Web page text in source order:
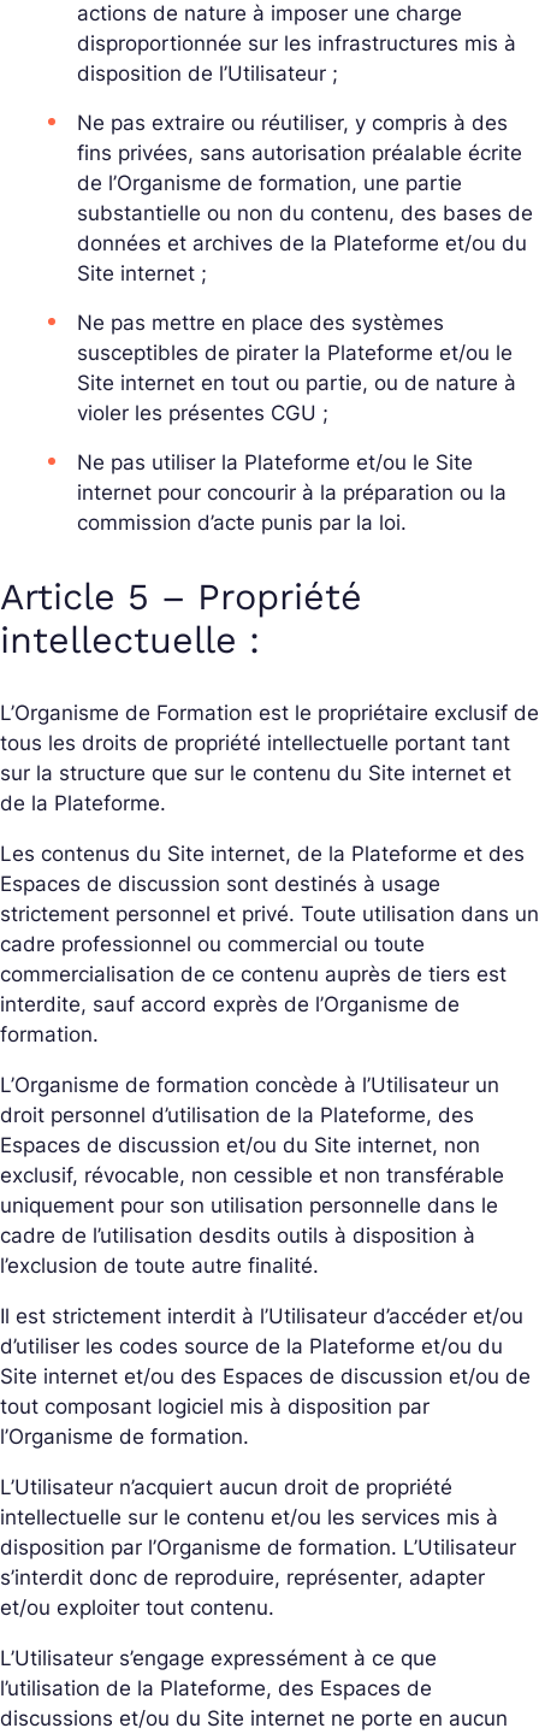
actions de nature à imposer une charge
disproportionnée sur les infrastructures mis à
disposition de l’Utilisateur ;
Ne pas extraire ou réutiliser, y compris à des
fins privées, sans autorisation préalable écrite
de l’Organisme de formation, une partie
substantielle ou non du contenu, des bases de
données et archives de la Plateforme et/ou du
Site internet ;
Ne pas mettre en place des systèmes
susceptibles de pirater la Plateforme et/ou le
Site internet en tout ou partie, ou de nature à
violer les présentes CGU ;
Ne pas utiliser la Plateforme et/ou le Site
internet pour concourir à la préparation ou la
commission d’acte punis par la loi.
Article 5 – Propriété
intellectuelle :
L’Organisme de Formation est le propriétaire exclusif de
tous les droits de propriété intellectuelle portant tant
sur la structure que sur le contenu du Site internet et
de la Plateforme.
Les contenus du Site internet, de la Plateforme et des
Espaces de discussion sont destinés à usage
strictement personnel et privé. Toute utilisation dans un
cadre professionnel ou commercial ou toute
commercialisation de ce contenu auprès de tiers est
interdite, sauf accord exprès de l’Organisme de
formation.
L’Organisme de formation concède à l’Utilisateur un
droit personnel d’utilisation de la Plateforme, des
Espaces de discussion et/ou du Site internet, non
exclusif, révocable, non cessible et non transférable
uniquement pour son utilisation personnelle dans le
cadre de l’utilisation desdits outils à disposition à
l’exclusion de toute autre finalité.
Il est strictement interdit à l’Utilisateur d’accéder et/ou
d’utiliser les codes source de la Plateforme et/ou du
Site internet et/ou des Espaces de discussion et/ou de
tout composant logiciel mis à disposition par
l’Organisme de formation.
L’Utilisateur n’acquiert aucun droit de propriété
intellectuelle sur le contenu et/ou les services mis à
disposition par l’Organisme de formation. L’Utilisateur
s’interdit donc de reproduire, représenter, adapter
et/ou exploiter tout contenu.
L’Utilisateur s’engage expressément à ce que
l’utilisation de la Plateforme, des Espaces de
discussions et/ou du Site internet ne porte en aucun